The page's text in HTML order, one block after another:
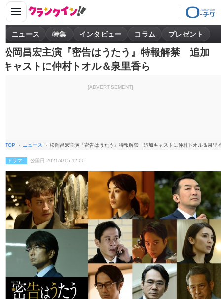
ニュース 特集 インタビュー コラム プレゼント
松岡昌宏主演『密告はうたう』特報解禁 追加
キャストに仲村トオル＆泉里香ら
[ADVERTISEMENT]
TOP ニュース 松岡昌宏主演『密告はうたう』特報解禁 追加キャストに仲村トオル＆泉里
ドラマ 公開日 2021/4/15 12:00